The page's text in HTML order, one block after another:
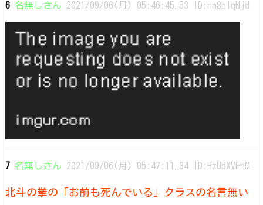
6 名無しさん 2021/09/06(月) 05:46:45.53 ID:nn8blqNjd
7 名無しさん 2021/09/06(月) 05:47:11.34 ID:HzU5XVFnM
北斗の拳の「お前も死んでいる」クラスの名言無い